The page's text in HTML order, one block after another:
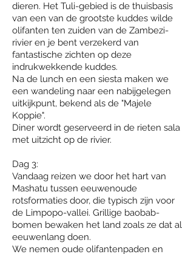
dieren. Het Tuli-gebied is de thuisbasis
van een van de grootste kuddes wilde
olifanten ten zuiden van de Zambezi-
rivier en je bent verzekerd van
fantastische zichten op deze
indrukwekkende kuddes.
Na de lunch en een siesta maken we
een wandeling naar een nabijgelegen
uitkijkpunt, bekend als de "Majele
Koppie".
Diner wordt geserveerd in de rieten sala
met uitzicht op de rivier.
Dag 3:
Vandaag reizen we door het hart van
Mashatu tussen eeuwenoude
rotsformaties door, die typisch zijn voor
de Limpopo-vallei. Grillige baobab-
bomen bewaken het land zoals ze dat al
eeuwenlang doen.
We nemen oude olifantenpaden en